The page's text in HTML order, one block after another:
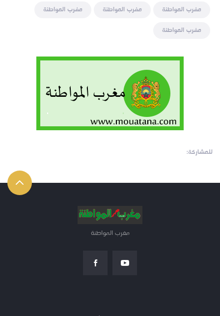
مغرب المواطنة
مغرب المواطنة
مغرب المواطنة
مغرب المواطنة
للمشاركة:
مغرب المواطنة